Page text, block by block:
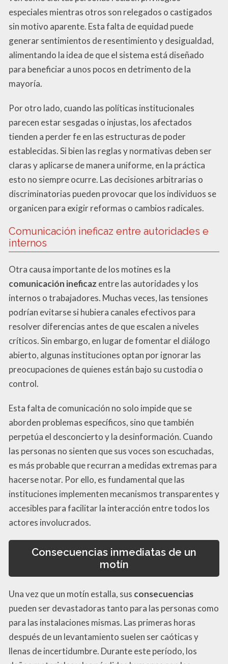
especiales mientras otros son relegados o castigados
sin motivo aparente. Esta falta de equidad puede
generar sentimientos de resentimiento y desigualdad,
alimentando la idea de que el sistema está diseñado
para beneficiar a unos pocos en detrimento de la
mayoría.
Por otro lado, cuando las políticas institucionales
parecen estar sesgadas o injustas, los afectados
tienden a perder fe en las estructuras de poder
establecidas. Si bien las reglas y normativas deben ser
claras y aplicarse de manera uniforme, en la práctica
esto no siempre ocurre. Las decisiones arbitrarias o
discriminatorias pueden provocar que los individuos se
organicen para exigir reformas o cambios radicales.
Comunicación ineficaz entre autoridades e
internos
Otra causa importante de los motines es la
comunicación ineficaz entre las autoridades y los
internos o trabajadores. Muchas veces, las tensiones
podrían evitarse si hubiera canales efectivos para
resolver diferencias antes de que escalen a niveles
críticos. Sin embargo, en lugar de fomentar el diálogo
abierto, algunas instituciones optan por ignorar las
preocupaciones de quienes están bajo su custodia o
control.
Esta falta de comunicación no solo impide que se
aborden problemas específicos, sino que también
perpetúa el desconcierto y la desinformación. Cuando
las personas no sienten que sus voces son escuchadas,
es más probable que recurran a medidas extremas para
hacerse notar. Por ello, es fundamental que las
instituciones implementen mecanismos transparentes y
accesibles para facilitar la interacción entre todos los
actores involucrados.
Consecuencias inmediatas de un
motín
Una vez que un motín estalla, sus consecuencias
pueden ser devastadoras tanto para las personas como
para las instalaciones mismas. Las primeras horas
después de un levantamiento suelen ser caóticas y
llenas de incertidumbre. Durante este período, los